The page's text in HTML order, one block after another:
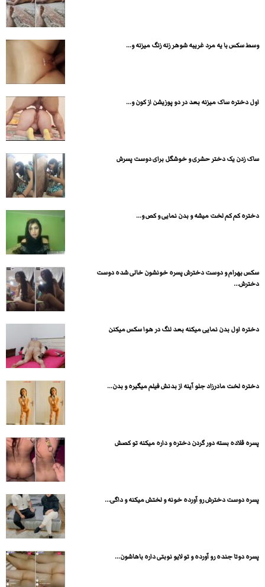
وسط سکس با یه مرد غریبه شوهر زنه زنگ میزنه و...
اول دختره ساک میزنه بعد در دو پوزیشن از کون و...
ساک زدن یک دختر حشری و خوشگل برای دوست پسرش
دختره کم کم لخت میشه و بدن نمایی و کص و...
سکس بهرام و دوست دخترش پسره خونشون خالی شده دوست
دخترش...
دختره اول بدن نمایی میکنه بعد لنگ در هوا سکس میکنن
دختره لخت مادرزاد جلو آینه از بدنش فیلم میگیره و بدن...
پسره قلاده بسته دور گردن دختره و داره میکنه تو کصش
پسره دوست دخترش رو آورده خونه و لختش میکنه و داگی...
پسره دوتا جنده رو آورده و تو لایو نوبتی داره باهاشون...